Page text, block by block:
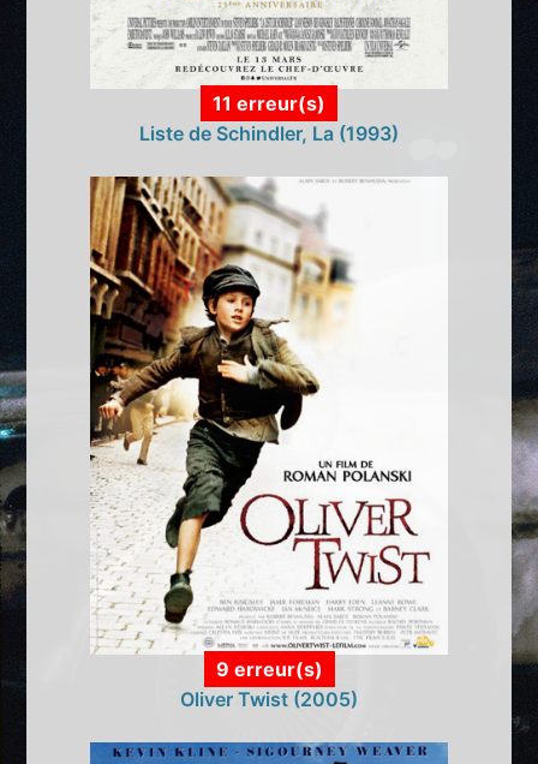
11 erreur(s)
Liste de Schindler, La (1993)
9 erreur(s)
Oliver Twist (2005)